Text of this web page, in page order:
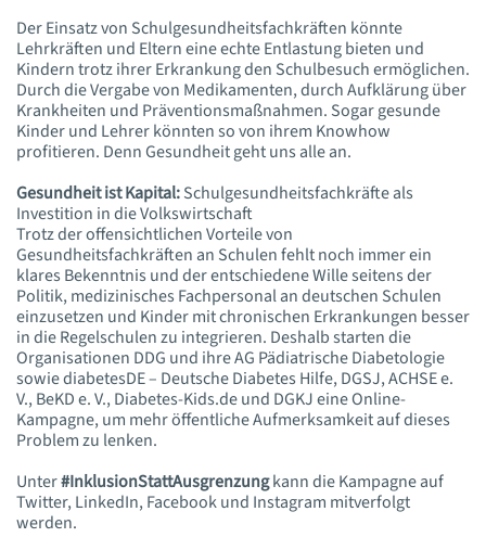
Der Einsatz von Schulgesundheitsfachkräften könnte
Lehrkräften und Eltern eine echte Entlastung bieten und
Kindern trotz ihrer Erkrankung den Schulbesuch ermöglichen.
Durch die Vergabe von Medikamenten, durch Aufklärung über
Krankheiten und Präventionsmaßnahmen. Sogar gesunde
Kinder und Lehrer könnten so von ihrem Knowhow
profitieren. Denn Gesundheit geht uns alle an.
Gesundheit ist Kapital:Schulgesundheitsfachkräfte als
Investition in die Volkswirtschaft
Trotz der offensichtlichen Vorteile von
Gesundheitsfachkräften an Schulen fehlt noch immer ein
klares Bekenntnis und der entschiedene Wille seitens der
Politik, medizinisches Fachpersonal an deutschen Schulen
einzusetzen und Kinder mit chronischen Erkrankungen besser
in die Regelschulen zu integrieren. Deshalb starten die
Organisationen DDG und ihre AG Pädiatrische Diabetologie
sowie diabetesDE – Deutsche Diabetes Hilfe, DGSJ, ACHSE e.
V., BeKD e. V., Diabetes-Kids.de und DGKJ eine Online-
Kampagne, um mehr öffentliche Aufmerksamkeit auf dieses
Problem zu lenken.
Unter#InklusionStattAusgrenzungkann die Kampagne auf
Twitter, LinkedIn, Facebook und Instagram mitverfolgt
werden.